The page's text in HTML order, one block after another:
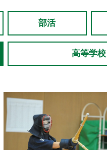
部活
高等学校